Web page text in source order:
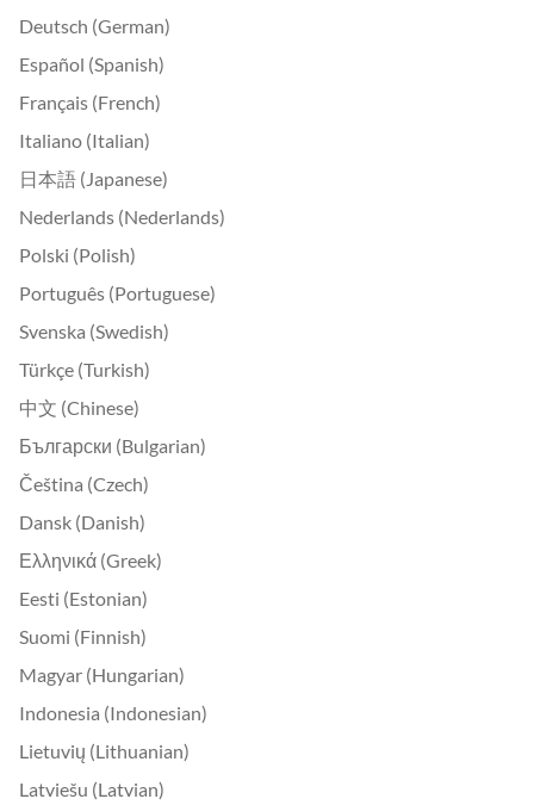
Deutsch (German)
Español (Spanish)
Français (French)
Italiano (Italian)
日本語 (Japanese)
Nederlands (Nederlands)
Polski (Polish)
Português (Portuguese)
Svenska (Swedish)
Türkçe (Turkish)
中文 (Chinese)
Български (Bulgarian)
Čeština (Czech)
Dansk (Danish)
Ελληνικά (Greek)
Eesti (Estonian)
Suomi (Finnish)
Magyar (Hungarian)
Indonesia (Indonesian)
Lietuvių (Lithuanian)
Latviešu (Latvian)